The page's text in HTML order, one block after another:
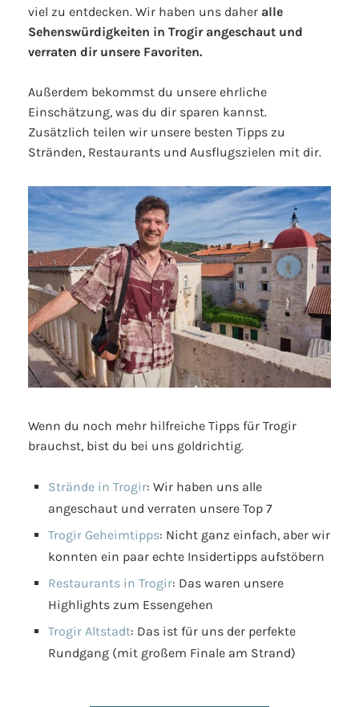
viel zu entdecken. Wir haben uns daher alle
Sehenswürdigkeiten in Trogir angeschaut und
verraten dir unsere Favoriten.
Außerdem bekommst du unsere ehrliche
Einschätzung, was du dir sparen kannst.
Zusätzlich teilen wir unsere besten Tipps zu
Stränden, Restaurants und Ausflugszielen mit dir.
Wenn du noch mehr hilfreiche Tipps für Trogir
brauchst, bist du bei uns goldrichtig.
Strände in Trogir: Wir haben uns alle
angeschaut und verraten unsere Top 7
Trogir Geheimtipps: Nicht ganz einfach, aber wir
konnten ein paar echte Insidertipps aufstöbern
Restaurants in Trogir: Das waren unsere
Highlights zum Essengehen
Trogir Altstadt: Das ist für uns der perfekte
Rundgang (mit großem Finale am Strand)